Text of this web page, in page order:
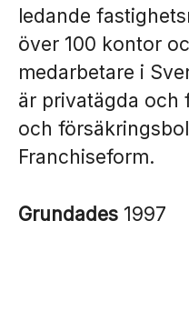
ledande
över 100 kontor
medarbetare i
är privatägda och
och
Franchiseform.
Grundades 1997